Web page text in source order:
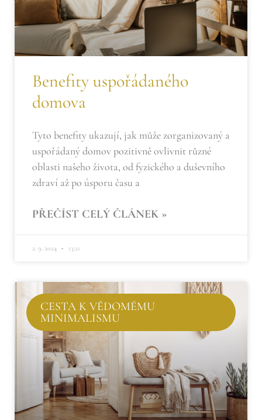
Benefity uspořádaného
domova
Tyto benefity ukazují, jak může zorganizovaný a
uspořádaný domov pozitivně ovlivnit různé
oblasti našeho života, od fyzického a duševního
zdraví až po úsporu času a
PŘEČÍST CELÝ ČLÁNEK »
2. 9. 2024 13:21
CESTA K VĚDOMÉMU
MINIMALISMU